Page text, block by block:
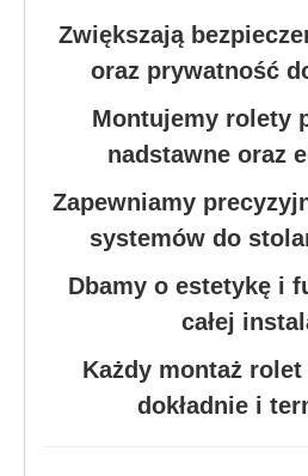
Zwiększają
oraz prywatność
Montujemy rolety
nadstawne oraz
Zapewniamy
systemów do
Dbamy o estetykę i
całej
Każdy montaż
dokładnie i